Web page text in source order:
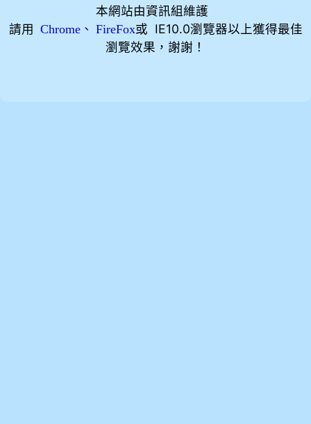
本網站由資訊組維護
請用
Chrome、 FireFox或 IE10.0瀏覽器以上獲得最佳
瀏覽效果，謝謝！